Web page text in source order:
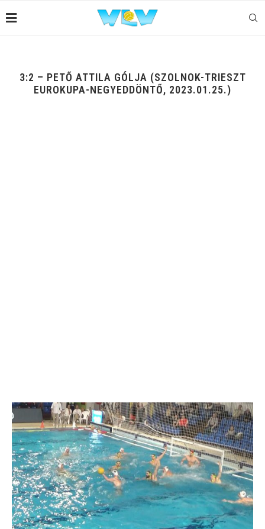
3:2 – PETŐ ATTILA GÓLJA (SZOLNOK-TRIESZT
EUROKUPA-NEGYEDDÖNTŐ, 2023.01.25.)